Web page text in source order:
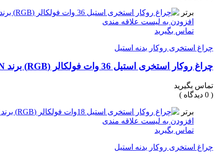
برتر
افزودن به لیست علاقه مندی
تماس بگیرید
چراغ استخری روکار بدنه استیل
چراغ روکار استخری استیل 36 وات فولکالر (RGB) برند LEDMAN
تماس بگیرید
( 0 دیدگاه )
برتر
افزودن به لیست علاقه مندی
تماس بگیرید
چراغ استخری روکار بدنه استیل